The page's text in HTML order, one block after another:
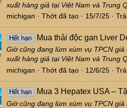
xuất hàng giả tại Việt Nam và Trung
michigan
Thớt đã tạo 15/7/25
Hết hạn Mua thải độc gan Liver
Giờ cũng đang lùm xùm vụ TPCN
xuất hàng giả tại Việt Nam và Trung
michigan
Thớt đã tạo 12/6/25
Hết hạn Mua 3 Hepatex USA –
Giờ cũng đang lùm xùm vụ TPCN